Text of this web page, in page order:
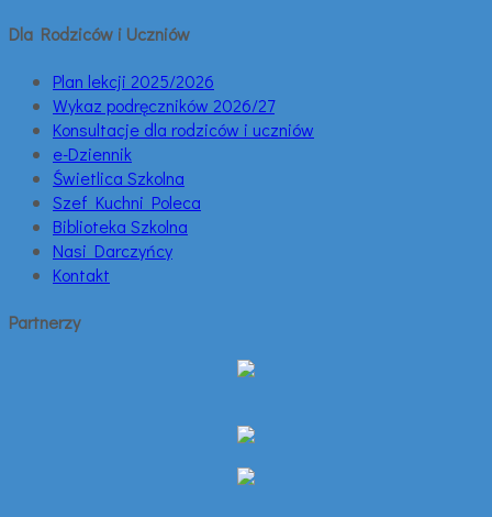
Dla Rodziców i Uczniów
Plan lekcji 2025/2026
Wykaz podręczników 2026/27
Konsultacje dla rodziców i uczniów
e-Dziennik
Świetlica Szkolna
Szef Kuchni Poleca
Biblioteka Szkolna
Nasi Darczyńcy
Kontakt
Partnerzy